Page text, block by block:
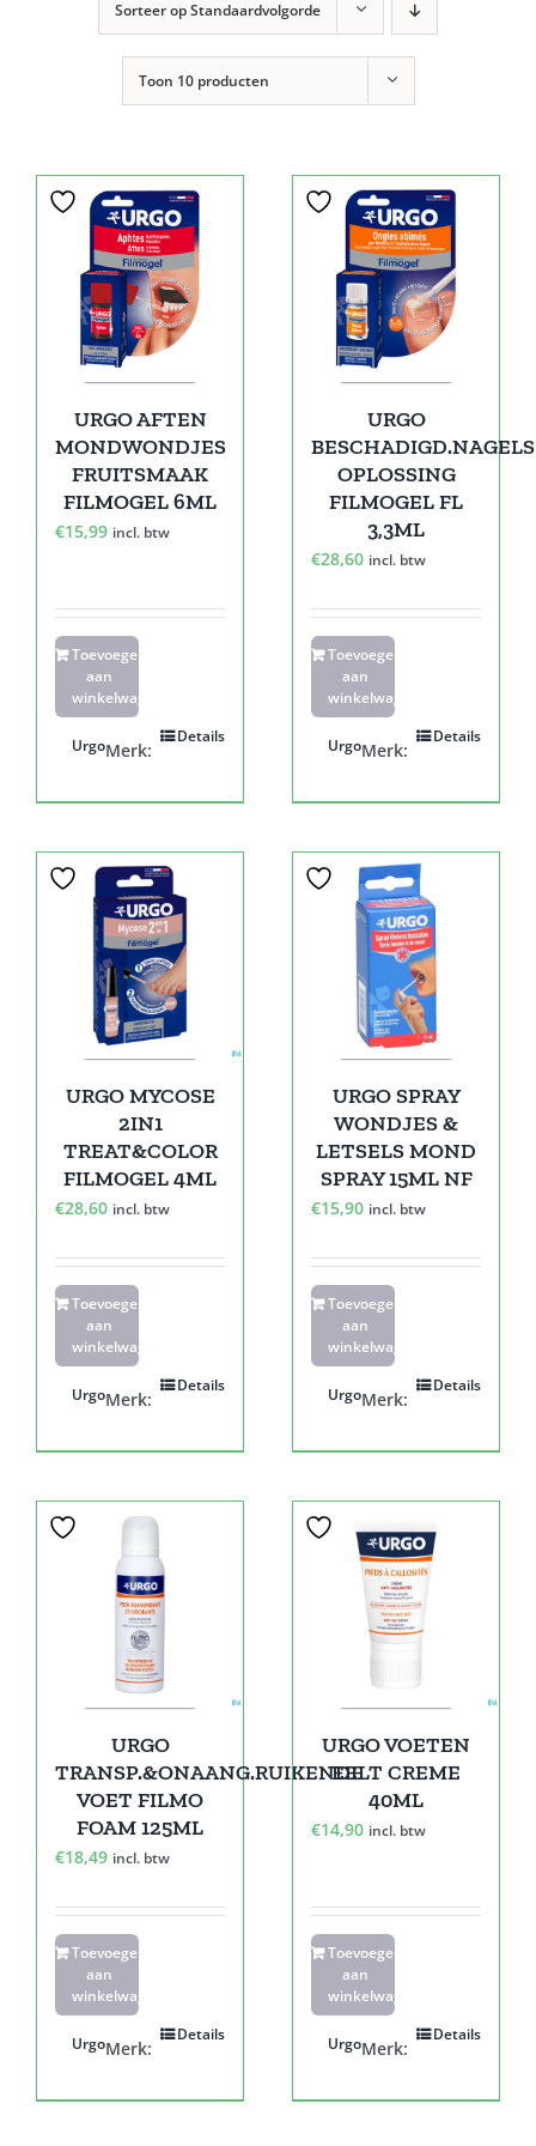
Sorteer opStandaardvolgorde
Toon 10 producten
URGO AFTEN
MONDWONDJES
FRUITSMAAK
FILMOGEL 6ML
€15,99 incl. btw
Toevoegen
aan
winkelwagen
Details
Merk:
Urgo
URGO
BESCHADIGD.NAGELS
OPLOSSING
FILMOGEL FL
3,3ML
€28,60 incl. btw
Toevoegen
aan
winkelwagen
Details
Merk:
Urgo
URGO MYCOSE
2IN1
TREAT&COLOR
FILMOGEL 4ML
€28,60 incl. btw
Toevoegen
aan
winkelwagen
Details
Merk:
Urgo
URGO SPRAY
WONDJES &
LETSELS MOND
SPRAY 15ML NF
€15,90 incl. btw
Toevoegen
aan
winkelwagen
Details
Merk:
Urgo
URGO
TRANSP.&ONAANG.RUIKENDE
VOET FILMO
FOAM 125ML
€18,49 incl. btw
Toevoegen
aan
winkelwagen
Details
Merk:
Urgo
URGO VOETEN
EELT CREME
40ML
€14,90 incl. btw
Toevoegen
aan
winkelwagen
Details
Merk:
Urgo